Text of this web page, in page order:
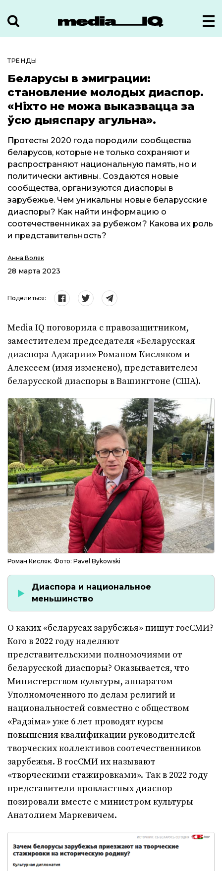
ТРЕНДЫ
Беларусы в эмиграции:
становление молодых диаспор.
«Ніхто не можа выказвацца за
ўсю дыяспару агульна».
Протесты 2020 года породили сообщества
беларусов, которые не только сохраняют и
распространяют национальную память, но и
политически активны. Создаются новые
сообщества, организуются диаспоры в
зарубежье. Чем уникальны новые беларусские
диаспоры? Как найти информацию о
соотечественниках за рубежом? Какова их роль
и представительность?
Анна Воляк
28 марта 2023
Поделиться:
Media IQ поговорила с правозащитником,
заместителем председателя «Беларусская
диаспора Аджарии» Романом Кисляком и
Алексеем (имя изменено), представителем
беларусской диаспоры в Вашингтоне (США).
Роман Кисляк. Фото: Pavel Bykowski
Диаспора и национальное
меньшинство
О каких «беларусах зарубежья» пишут госСМИ?
Кого в 2022 году наделяют
представительскими полномочиями от
беларусской диаспоры? Оказывается, что
Министерством культуры, аппаратом
Уполномоченного по делам религий и
национальностей совместно с обществом
«Радзіма» уже 6 лет проводят курсы
повышения квалификации руководителей
творческих коллективов соотечественников
зарубежья. В госСМИ их называют
«творческими стажировками». Так в 2022 году
представители провластных диаспор
позировали вместе с министром культуры
Анатолием Маркевичем.